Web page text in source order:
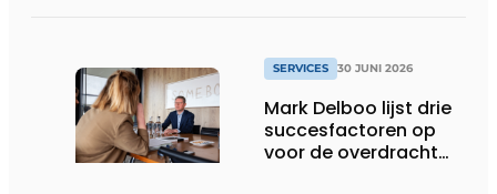
SERVICES 30 JUNI 2026
Mark Delboo lijst drie
succesfactoren op
voor de overdracht